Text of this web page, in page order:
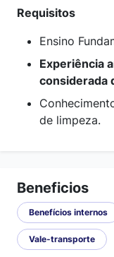
Requisitos
Ensino
Experiência
considerada
de limpeza.
Beneficios
Benefícios internos
Vale-transporte